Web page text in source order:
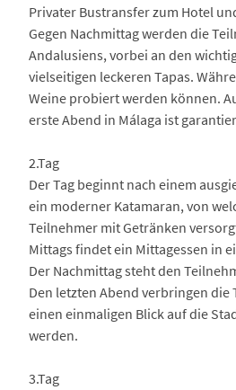
Privater Bustransfer zum Hotel
Gegen Nachmittag werden die
Andalusiens, vorbei an den
vielseitigen leckeren Tapas.
Weine probiert werden können.
erste Abend in Málaga ist
2.Tag
Der Tag beginnt nach einem
ein moderner Katamaran, von
Teilnehmer mit Getränken
Mittags findet ein Mittagessen in
Der Nachmittag steht den
Den letzten Abend verbringen
einen einmaligen Blick auf die
werden.
3.Tag